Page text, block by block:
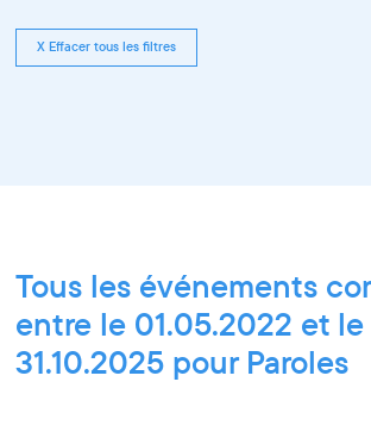
X Effacer tous les filtres
Tous les événements
entre le 01.05.2022 et le
31.10.2025 pour Paroles